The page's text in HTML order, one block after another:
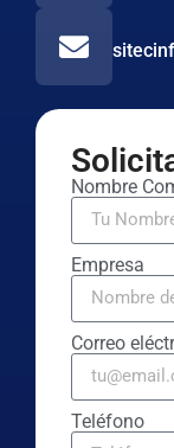
Nombre
Empresa
Correo
Teléfono